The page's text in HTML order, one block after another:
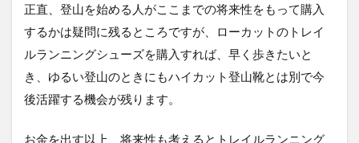
正直、登山を始める人がここまでの将来性をもって購入
するかは疑問に残るところですが、ローカットのトレイ
ルランニングシューズを購入すれば、早く歩きたいと
き、ゆるい登山のときにもハイカット登山靴とは別で今
後活躍する機会が残ります。
お金を出す以上、将来性も考えるとトレイルランニング